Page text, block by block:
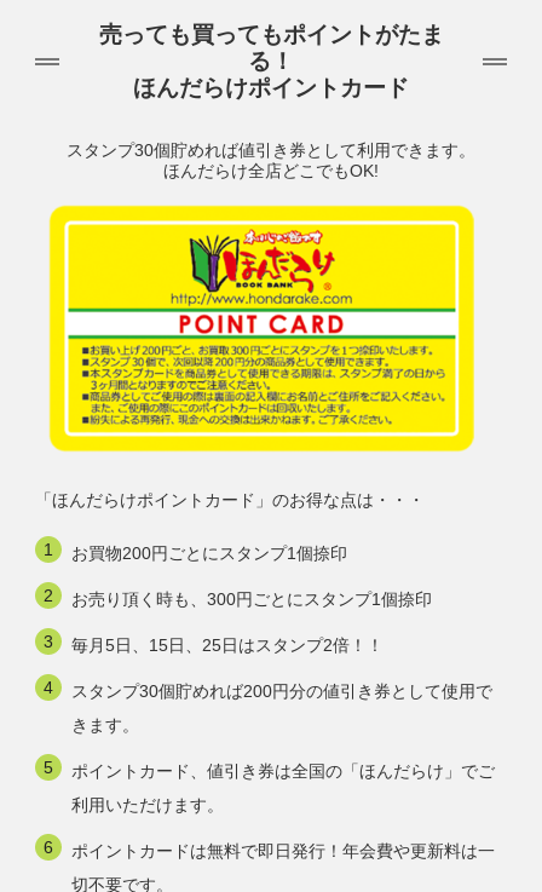
売っても買ってもポイントがたま
る！
ほんだらけポイントカード
スタンプ30個貯めれば値引き券として利用できます。
ほんだらけ全店どこでもOK!
「ほんだらけポイントカード」のお得な点は・・・
お買物200円ごとにスタンプ1個捺印
お売り頂く時も、300円ごとにスタンプ1個捺印
毎月5日、15日、25日はスタンプ2倍！！
スタンプ30個貯めれば200円分の値引き券として使用で
きます。
ポイントカード、値引き券は全国の「ほんだらけ」でご
利用いただけます。
ポイントカードは無料で即日発行！年会費や更新料は一
切不要です。